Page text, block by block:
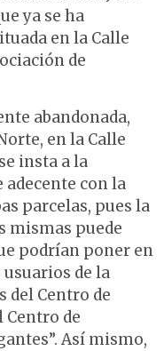
ya se ha
en la Calle
de
abandonada,
en la Calle
insta a la
adecente con la
parcelas, pues la
mismas puede
podrían poner en
de la
del Centro de
Centro de
Así mismo,